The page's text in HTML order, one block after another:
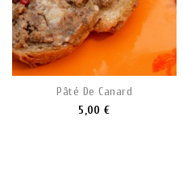
Pâté De Canard
5,00 €